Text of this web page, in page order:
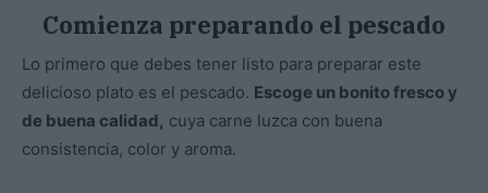
Comienza preparando el pescado
Lo primero que debes tener listo para preparar este
delicioso plato es el pescado. Escoge un bonito fresco y
de buena calidad, cuya carne luzca con buena
consistencia, color y aroma.